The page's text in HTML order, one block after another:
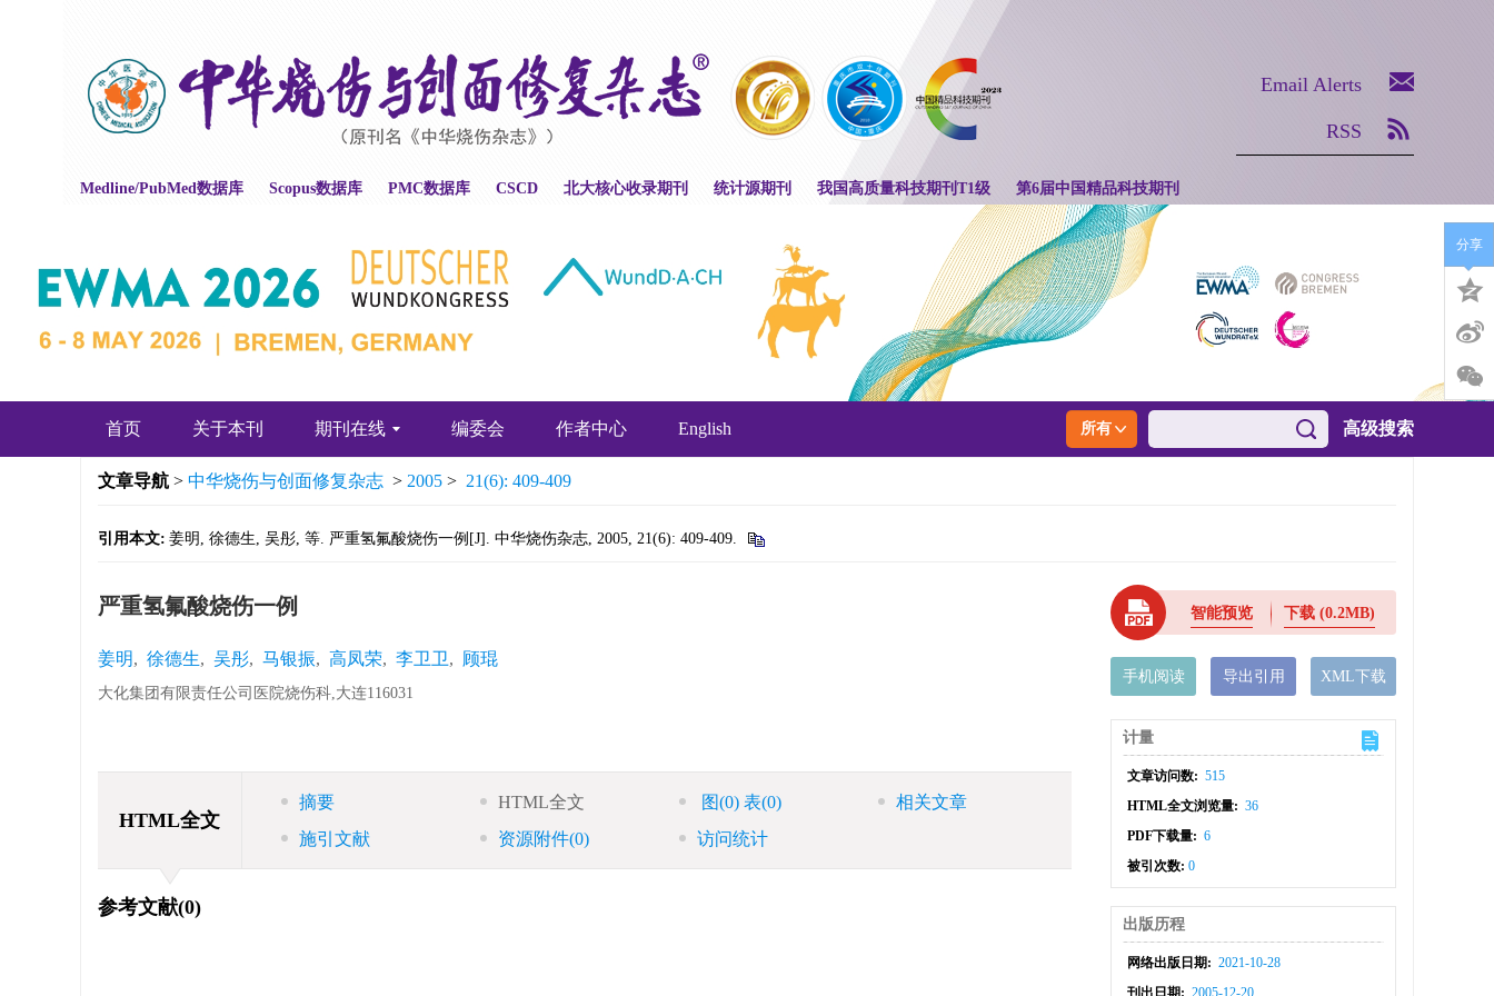
Medline/PubMed数据库 Scopus数据库 PMC数据库 CSCD 北大核心收录期刊 统计源期刊 我国高质量科技期刊T1级 第6届中国精品科技期刊
Email Alerts
RSS
首页 关于本刊 期刊在线 编委会 作者中心 English 高级搜索
文章导航 > 中华烧伤与创面修复杂志 > 2005 > 21(6): 409-409
引用本文: 姜明, 徐德生, 吴彤, 等. 严重氢氟酸烧伤一例[J]. 中华烧伤杂志, 2005, 21(6): 409-409.
严重氢氟酸烧伤一例
姜明, 徐德生, 吴彤, 马银振, 高凤荣, 李卫卫, 顾琨
大化集团有限责任公司医院烧伤科,大连116031
HTML全文
摘要 HTML全文 图(0) 表(0)
相关文章
施引文献
资源附件(0) 访问统计
参考文献(0)
智能预览 下载(0.2MB)
手机阅读 导出引用 XML下载
计量
文章访问数: 515
HTML全文浏览量: 36
PDF下载量: 6
被引次数:0
出版历程
网络出版日期: 2021-10-28
分享